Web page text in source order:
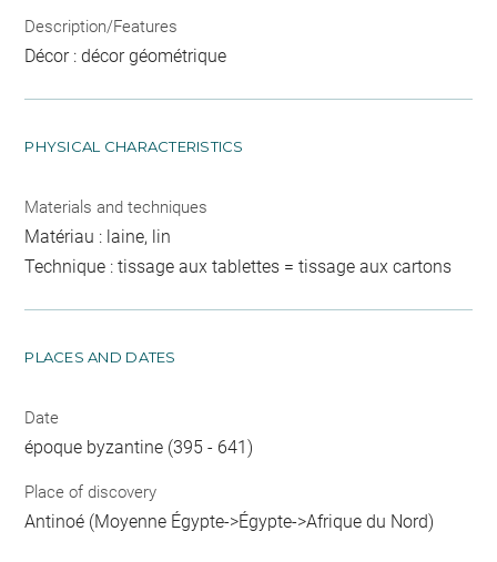
Description/Features
Décor : décor géométrique
PHYSICAL CHARACTERISTICS
Materials and techniques
Matériau : laine, lin
Technique : tissage aux tablettes = tissage aux cartons
PLACES AND DATES
Date
époque byzantine (395 - 641)
Place of discovery
Antinoé (Moyenne Égypte->Égypte->Afrique du Nord)